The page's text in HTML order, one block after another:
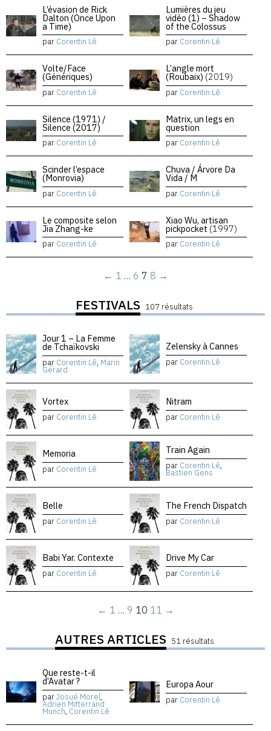
L’évasion de Rick
Dalton (Once Upon
a Time)
par Corentin Lê
Lumières du jeu
vidéo (1) – Shadow
of the Colossus
par Corentin Lê
Volte/Face
(Génériques)
par Corentin Lê
L’angle mort
(Roubaix) (2019)
par Corentin Lê
Silence (1971) /
Silence (2017)
par Corentin Lê
Matrix, un legs en
question
par Corentin Lê
Scinder l’espace
(Monrovia)
par Corentin Lê
Chuva / Árvore Da
Vida / M
par Corentin Lê
Le composite selon
Jia Zhang-ke
par Corentin Lê
Xiao Wu, artisan
pickpocket (1997)
par Corentin Lê
← 1 … 6 7 8 →
FESTIVALS 107 résultats
Jour 1 – La Femme
de Tchaïkovski
par Corentin Lê, Marin
Gérard
Zelensky à Cannes
par Corentin Lê
Vortex
par Corentin Lê
Nitram
par Corentin Lê
Memoria
par Corentin Lê
Train Again
par Corentin Lê,
Bastien Gens
Belle
par Corentin Lê
The French Dispatch
par Corentin Lê
Babi Yar. Contexte
par Corentin Lê
Drive My Car
par Corentin Lê
← 1 … 9 10 11 →
AUTRES ARTICLES 51 résultats
Que reste-t-il
d’Avatar ?
parJosué Morel,
Adrien Mitterrand
Munch, Corentin Lê
Europa Aour
par Corentin Lê